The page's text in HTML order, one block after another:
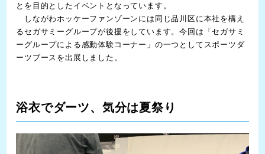
とを目的としたイベントとなっています。
しながわホッケーファンゾーンには同じ品川区に本社を構え
るセガサミーグループが後援をしています。今回は「セガサミ
ーグループによる感動体験コーナー」の一つとしてスポーツダ
ーツブースを出展しました。
浴衣でダーツ、気分は夏祭り